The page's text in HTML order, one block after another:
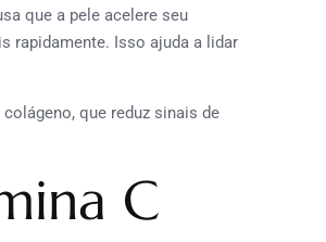
que a pele acelere seu
rapidamente. Isso ajuda a lidar
que reduz sinais de
C